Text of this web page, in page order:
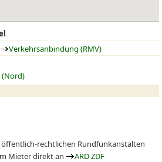
Verkehrsanbindung (RMV)
(Nord)
rechtlichen Rundfunkanstalten
Mieter direkt an
ARD ZDF